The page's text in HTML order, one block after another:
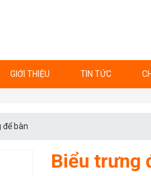
GIỚI THIỆU TIN TỨC
để bàn
Biểu trưng